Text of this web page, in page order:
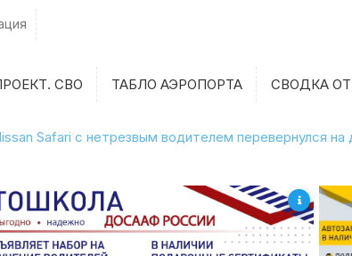
СВО ТАБЛО АЭРОПОРТА СВОДКА
Safari с нетрезвым водителем перевернулся на